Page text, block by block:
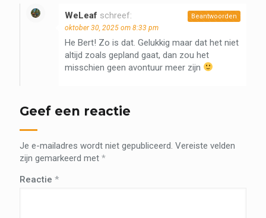
WeLeaf schreef:
oktober 30, 2025 om 8:33 pm
He Bert! Zo is dat. Gelukkig maar dat het niet
altijd zoals gepland gaat, dan zou het
misschien geen avontuur meer zijn
Beantwoorden
Geef een reactie
Je e-mailadres wordt niet gepubliceerd. Vereiste velden
zijn gemarkeerd met *
Reactie *